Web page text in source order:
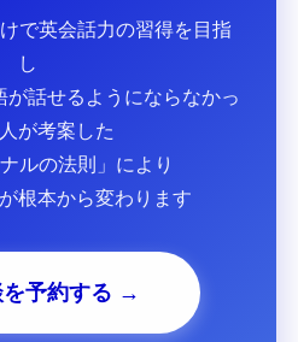
で英会話力の習得を目指
し
話せるようにならなかっ
が考案した
ルの法則」により
根本から変わります
を予約する →